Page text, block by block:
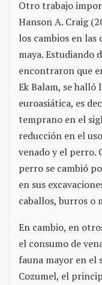
Otro trabajo
Hanson A. Craig
los cambios en las
maya. Estudiando
encontraron que
Ek Balam, se
euroasiática, es
temprano en el
reducción en el
venado y el perro.
perro se cambió
en sus
caballos, burros o
En cambio, en
el consumo de
fauna mayor en el
Cozumel, el